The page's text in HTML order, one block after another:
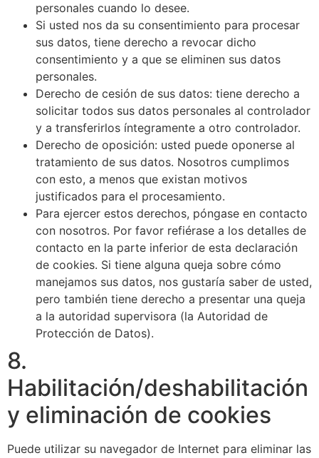
personales cuando lo desee.
Si usted nos da su consentimiento para procesar
sus datos, tiene derecho a revocar dicho
consentimiento y a que se eliminen sus datos
personales.
Derecho de cesión de sus datos: tiene derecho a
solicitar todos sus datos personales al controlador
y a transferirlos íntegramente a otro controlador.
Derecho de oposición: usted puede oponerse al
tratamiento de sus datos. Nosotros cumplimos
con esto, a menos que existan motivos
justificados para el procesamiento.
Para ejercer estos derechos, póngase en contacto
con nosotros. Por favor refiérase a los detalles de
contacto en la parte inferior de esta declaración
de cookies. Si tiene alguna queja sobre cómo
manejamos sus datos, nos gustaría saber de usted,
pero también tiene derecho a presentar una queja
a la autoridad supervisora (la Autoridad de
Protección de Datos).
8.
Habilitación/deshabilitación
y eliminación de cookies
Puede utilizar su navegador de Internet para eliminar las